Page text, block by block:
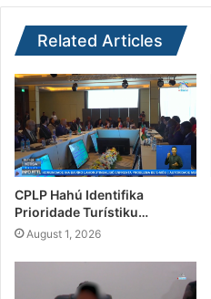
Related Articles
CPLP Hahú Identifika
Prioridade Turístiku…
August 1, 2026